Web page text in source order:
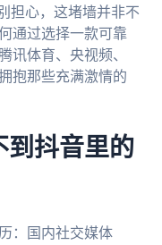
担心，这堵墙并非不
通过选择一款可靠
讯体育、央视频、
抱那些充满激情的
到抖音里的
：国内社交媒体